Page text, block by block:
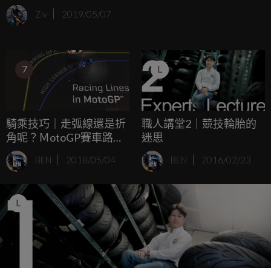
MotoGP場上三個級別的賽車究竟有什麼樣的數據內幕，這
次官方也特別製作了3D影片，讓車迷朋友們能夠窺探這些賽
Ziv 2019/05/07
7
騎乘技巧｜走弧線還是折
角呢？ＭotoGP賽車路線
差異大解密！
BEN 2018/05/04
L
職人講堂2｜競技輪胎的
迷思
BEN 2016/02/23
L